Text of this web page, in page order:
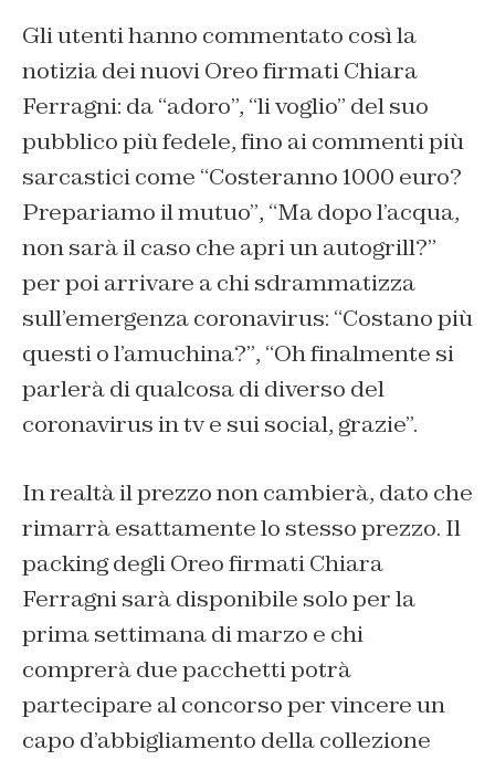
Gli utenti hanno commentato così la
notizia dei nuovi Oreo firmati Chiara
Ferragni: da “adoro”, “li voglio” del suo
pubblico più fedele, fino ai commenti più
sarcastici come “Costeranno 1000 euro?
Prepariamo il mutuo”, “Ma dopo l’acqua,
non sarà il caso che apri un autogrill?”
per poi arrivare a chi sdrammatizza
sull’emergenza coronavirus: “Costano più
questi o l’amuchina?”, “Oh finalmente si
parlerà di qualcosa di diverso del
coronavirus in tv e sui social, grazie”.
In realtà il prezzo non cambierà, dato che
rimarrà esattamente lo stesso prezzo. Il
packing degli Oreo firmati Chiara
Ferragni sarà disponibile solo per la
prima settimana di marzo e chi
comprerà due pacchetti potrà
partecipare al concorso per vincere un
capo d’abbigliamento della collezione